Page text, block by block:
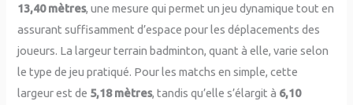
13,40 mètres, une mesure qui permet un jeu dynamique tout en
assurant suffisamment d’espace pour les déplacements des
joueurs. La largeur terrain badminton, quant à elle, varie selon
le type de jeu pratiqué. Pour les matchs en simple, cette
largeur est de 5,18 mètres, tandis qu’elle s’élargit à 6,10